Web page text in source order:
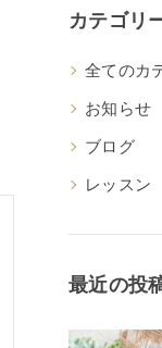
カテゴリ
全てのカ
お知らせ
ブログ
レッスン
最近の投